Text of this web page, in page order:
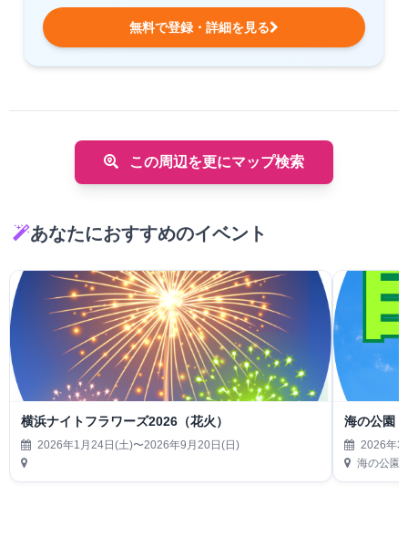
無料で登録・詳細を見る
この周辺を更にマップ検索
あなたにおすすめのイベント
横浜ナイトフラワーズ2026（花火）
2026年1月24日(土)〜2026年9月20日(日)
海の公園
2026年3
海の公園